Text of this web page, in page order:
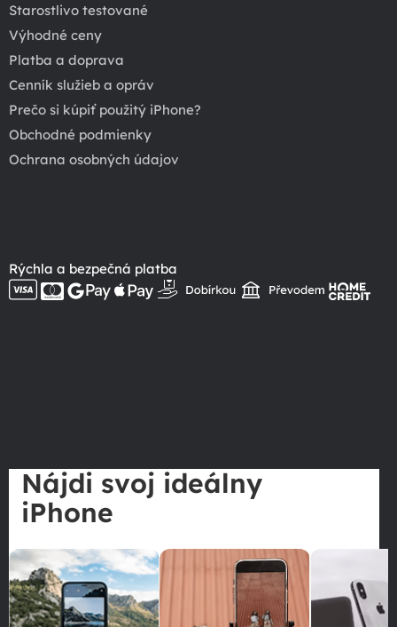
Starostlivo testované
Výhodné ceny
Platba a doprava
Cenník služieb a opráv
Prečo si kúpiť použitý iPhone?
Obchodné podmienky
Ochrana osobných údajov
Rýchla a bezpečná platba
Nájdi svoj ideálny
iPhone